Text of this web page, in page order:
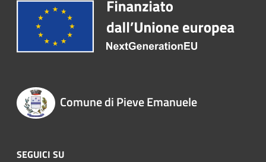
Comune di Pieve Emanuele
SEGUICI SU